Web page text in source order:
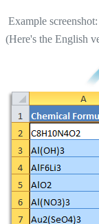
Example
(Here's the English